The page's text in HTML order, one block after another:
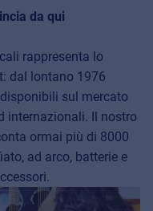
da qui
rappresenta lo
dal lontano 1976
sul mercato
internazionali. Il nostro
ormai più di 8000
ad arco, batterie e